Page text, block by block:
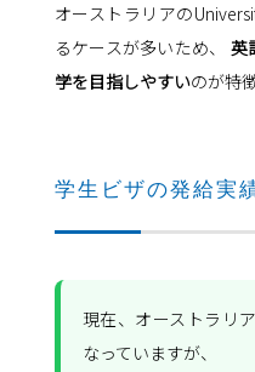
オーストラリアの
るケースが多いため、 英
学を目指しやすいのが特
学生ビザの発給実
現在、オーストラリ
なっていますが、